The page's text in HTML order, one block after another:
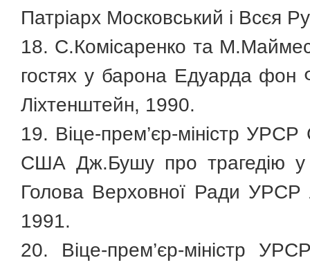
Патріарх Московський і Всєя
18. С.Комісаренко та
гостях у барона Едуарда фон
Ліхтенштейн, 1990.
19. Віце-прем’єр-міністр
США Дж.Бушу про трагедію
Голова Верховної Ради
1991.
20. Віце-прем’єр-міністр